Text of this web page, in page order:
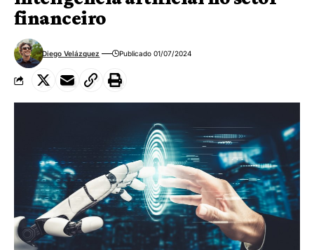
financeiro
Diego Velázquez Publicado 01/07/2024